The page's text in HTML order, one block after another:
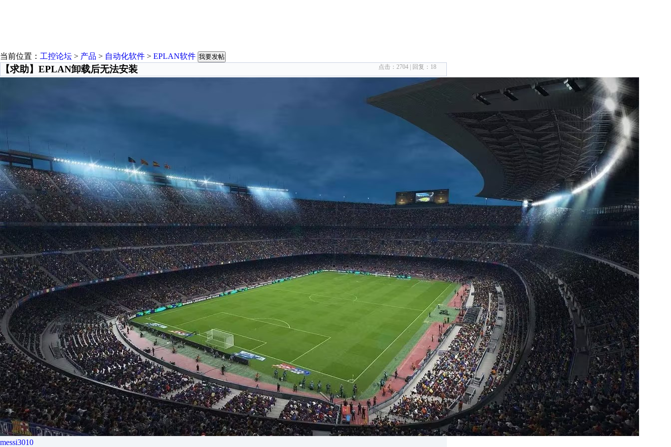
当前位置： 工控论坛 > 产品 > 自动化软件 > EPLAN软件 我要发帖
【求助】EPLAN卸载后无法安装 点击： 2704 | 回复： 18
messi3010